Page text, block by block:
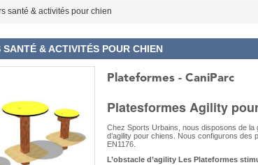
santé & activités pour chien
SANTÉ & ACTIVITÉS POUR CHIEN
Plateformes - CaniParc
Platesformes Agility
Chez Sports Urbains, nous disposons de la
d’agility pour chiens. Nous configurons
EN1176.
L’obstacle d’agility Les Plateformes